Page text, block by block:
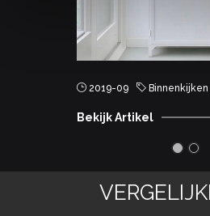
2019-09 Binnenkijken
Bekijk Artikel